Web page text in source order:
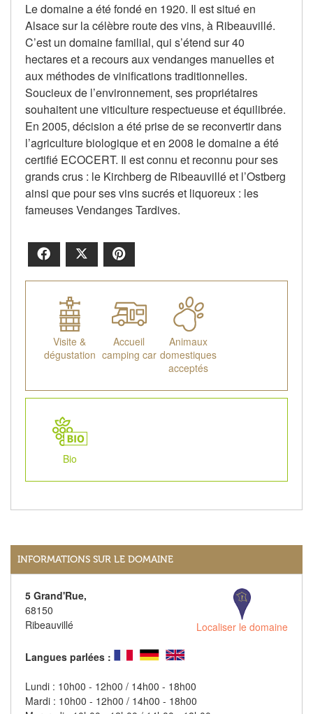
Le domaine a été fondé en 1920. Il est situé en
Alsace sur la célèbre route des vins, à Ribeauvillé.
C’est un domaine familial, qui s’étend sur 40
hectares et a recours aux vendanges manuelles et
aux méthodes de vinifications traditionnelles.
Soucieux de l’environnement, ses propriétaires
souhaitent une viticulture respectueuse et équilibrée.
En 2005, décision a été prise de se reconvertir dans
l’agriculture biologique et en 2008 le domaine a été
certifié ECOCERT. Il est connu et reconnu pour ses
grands crus : le Kirchberg de Ribeauvillé et l’Ostberg
ainsi que pour ses vins sucrés et liquoreux : les
fameuses Vendanges Tardives.
Facebook
Visite &
dégustation
Accueil
camping car
Animaux
domestiques
acceptés
Bio
INFORMATIONS SUR LE DOMAINE
5 Grand'Rue,
68150
Ribeauvillé
Localiser le domaine
Langues parlées :
Lundi : 10h00 - 12h00 / 14h00 - 18h00
Mardi : 10h00 - 12h00 / 14h00 - 18h00